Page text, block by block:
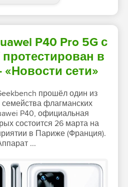
P40 Pro 5G с
в
«Новости сети»
прошёл один из
семейства флагманских
P40, официальная
состоится 26 марта на
в Париже (Франция).
...